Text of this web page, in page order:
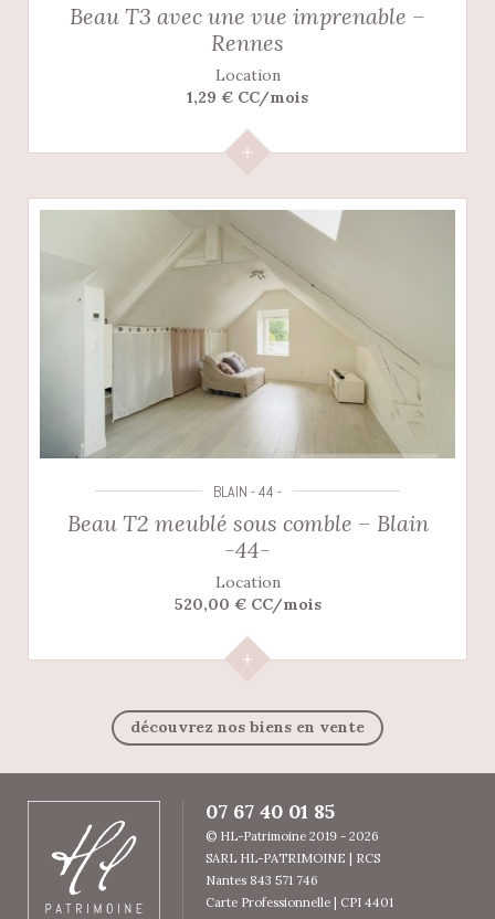
Beau T3 avec une vue imprenable –
Rennes
Location
1,29 € CC/mois
BLAIN - 44 -
Beau T2 meublé sous comble – Blain
-44-
Location
520,00 € CC/mois
découvrez nos biens en vente
07 67 40 01 85
© HL-Patrimoine 2019 - 2026
SARL HL-PATRIMOINE | RCS
Nantes 843 571 746
Carte Professionnelle | CPI 4401